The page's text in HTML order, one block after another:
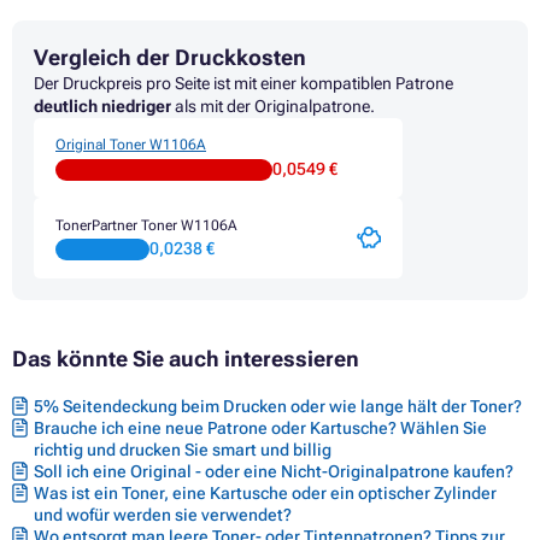
Vergleich der Druckkosten
Der Druckpreis pro Seite ist mit einer kompatiblen Patrone
deutlich niedrigerals mit der Originalpatrone.
Original Toner W1106A
0,0549 €
TonerPartner Toner W1106A
0,0238 €
Das könnte Sie auch interessieren
5% Seitendeckung beim Drucken oder wie lange hält der Toner?
Brauche ich eine neue Patrone oder Kartusche? Wählen Sie
richtig und drucken Sie smart und billig
Soll ich eine Original - oder eine Nicht-Originalpatrone kaufen?
Was ist ein Toner, eine Kartusche oder ein optischer Zylinder
und wofür werden sie verwendet?
Wo entsorgt man leere Toner- oder Tintenpatronen? Tipps zur